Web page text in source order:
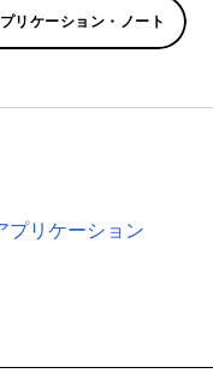
リケーション・ノート
プリケーション